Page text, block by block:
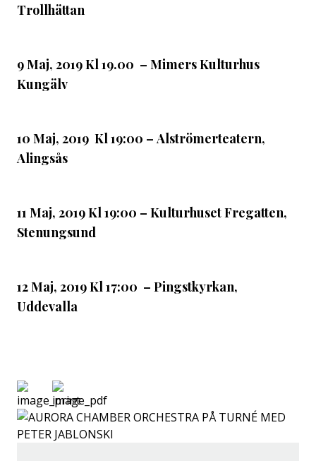
Trollhättan
9 Maj, 2019 Kl 19.00 – Mimers Kulturhus
Kungälv
10 Maj, 2019 Kl 19:00 – Alströmerteatern,
Alingsås
11 Maj, 2019 Kl 19:00 – Kulturhuset Fregatten,
Stenungsund
12 Maj, 2019 Kl 17:00 – Pingstkyrkan,
Uddevalla